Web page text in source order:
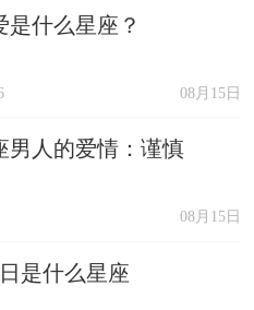
是什么星座？
08月15日
男人的爱情：谨慎
08月15日
是什么星座